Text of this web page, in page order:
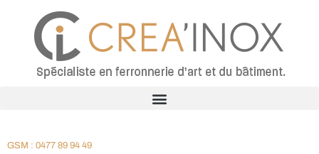
GSM : 0477 89 94 49